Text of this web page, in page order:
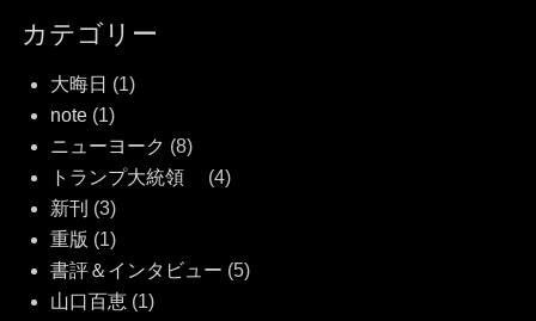
カテゴリー
大晦日 (1)
note(1)
ニューヨーク (8)
トランプ大統領
(4)
新刊 (3)
重版 (1)
書評＆インタビュー (5)
山口百恵(1)